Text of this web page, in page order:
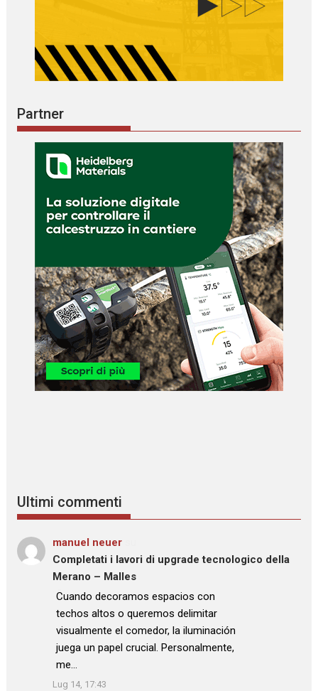
Partner
Ultimi commenti
manuel neuer
Completati i lavori di upgrade tecnologico della
Merano – Malles
: “
Cuando decoramos espacios con
techos altos o queremos delimitar
visualmente el comedor, la iluminación
juega un papel crucial. Personalmente,
me…
”
Lug 14, 17:43